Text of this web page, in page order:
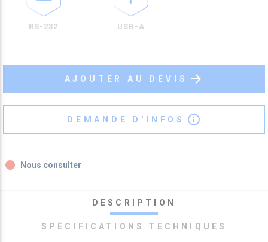
RS-232 USB-A
AJOUTER AU DEVIS arrow_forward
DEMANDE D'INFOS info_outline
fiber_manual_record Nous consulter
DESCRIPTION
SPÉCIFICATIONS TECHNIQUES